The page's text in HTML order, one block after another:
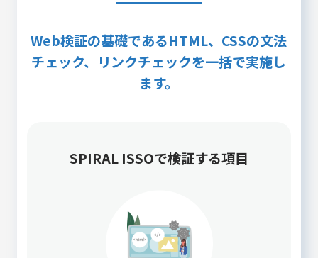
Web検証の基礎であるHTML、CSSの文法
チェック、リンクチェックを一括で実施し
ます。
SPIRAL ISSOで検証する項目